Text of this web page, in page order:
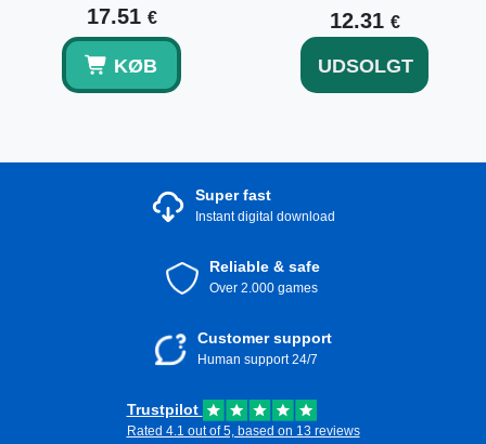
17.51 €
KØB
12.31 €
UDSOLGT
Super fast
Instant digital download
Reliable & safe
Over 2.000 games
Customer support
Human support 24/7
Trustpilot
Rated 4.1 out of 5, based on 13 reviews